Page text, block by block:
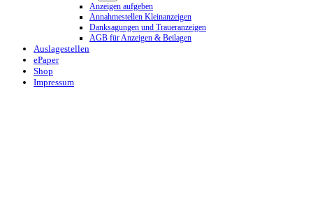
Anzeigen aufgeben
Annahmestellen Kleinanzeigen
Danksagungen und Traueranzeigen
AGB für Anzeigen & Beilagen
Auslagestellen
ePaper
Shop
Impressum